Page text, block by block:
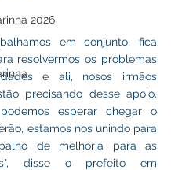
2026
em conjunto, fica
resolvermos os problemas
e ali, nosos irmãos
precisando desse apoio.
esperar chegar o
estamos nos unindo para
de melhoria para as
disse o prefeito em